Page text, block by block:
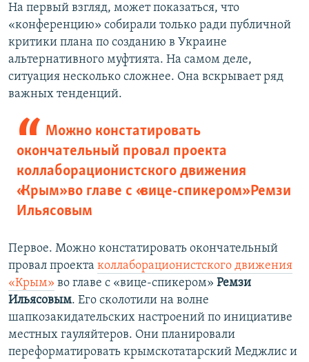
На первый взгляд, может показаться, что
«конференцию» собирали только ради публичной
критики плана по созданию в Украине
альтернативного муфтията. На самом деле,
ситуация несколько сложнее. Она вскрывает ряд
важных тенденций.
Можно констатировать
окончательный провал проекта
коллаборационистского движения
«Крым» во главе с «вице-спикером» Ремзи
Ильясовым
Первое. Можно констатировать окончательный
провал проекта коллаборационистского движения
«Крым» во главе с «вице-спикером» Ремзи
Ильясовым. Его сколотили на волне
шапкозакидательских настроений по инициативе
местных гауляйтеров. Они планировали
переформатировать крымскотатарский Меджлис и